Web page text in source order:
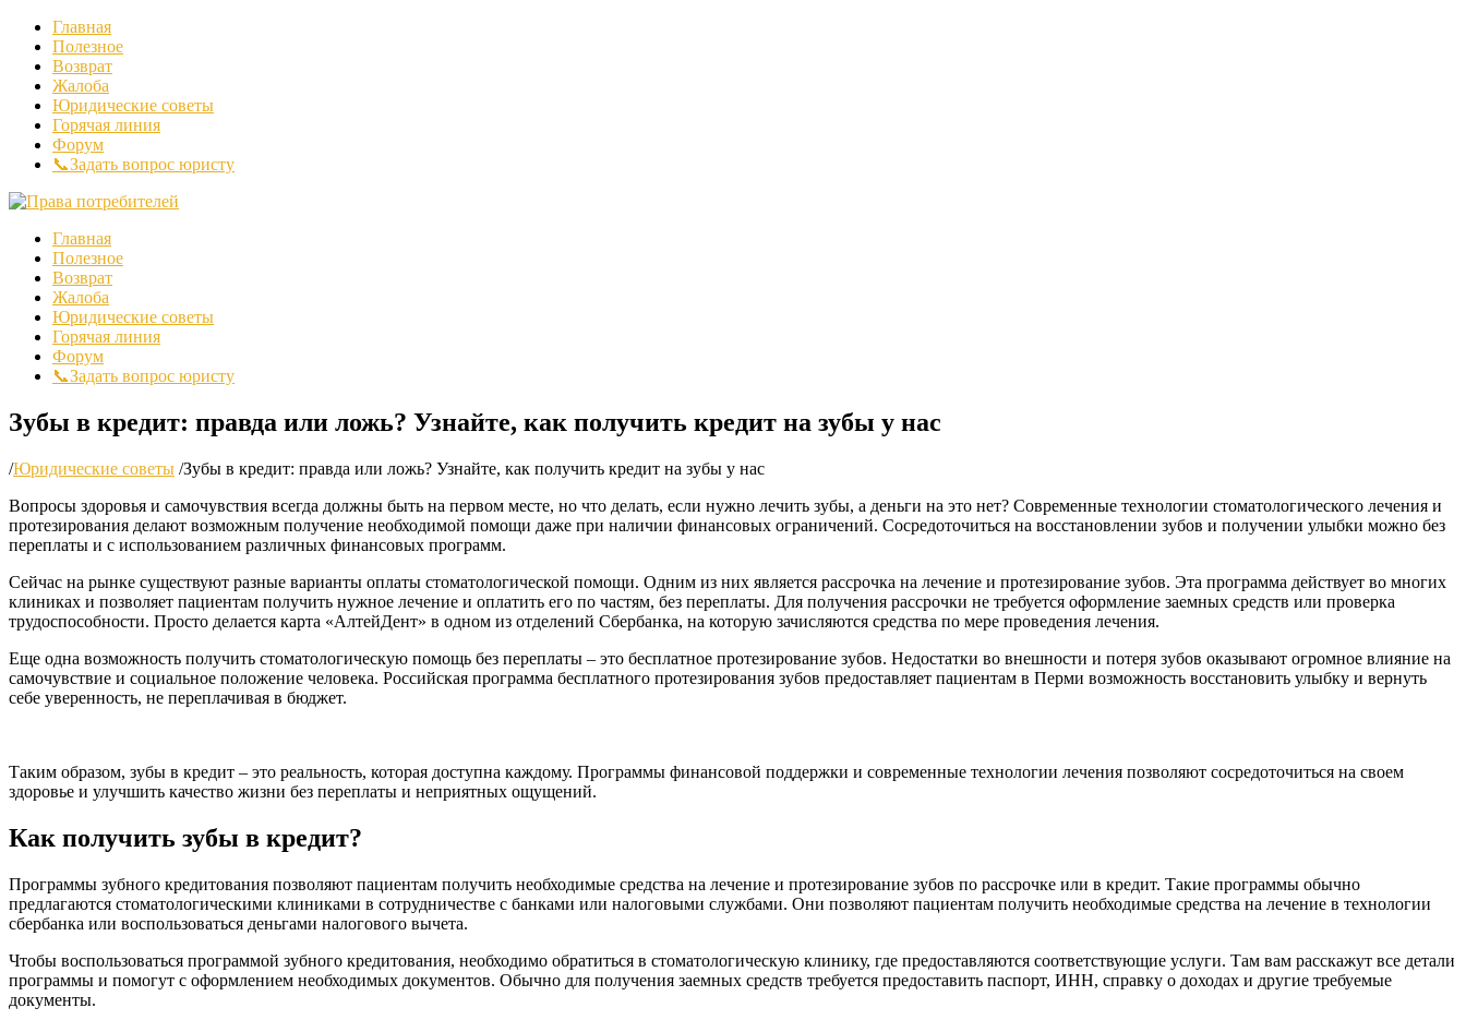
Главная
Полезное
Возврат
Жалоба
Юридические советы
Горячая линия
Форум
📞Задать вопрос юристу
Главная
Полезное
Возврат
Жалоба
Юридические советы
Горячая линия
Форум
📞Задать вопрос юристу
Зубы в кредит: правда или ложь? Узнайте, как получить кредит на зубы у нас
/Юридические советы /Зубы в кредит: правда или ложь? Узнайте, как получить кредит на зубы у нас
Вопросы здоровья и самочувствия всегда должны быть на первом месте, но что делать, если нужно лечить зубы, а деньги на это нет? Современные технологии стоматологического лечения и
протезирования делают возможным получение необходимой помощи даже при наличии финансовых ограничений. Сосредоточиться на восстановлении зубов и получении улыбки можно без
переплаты и с использованием различных финансовых программ.
Сейчас на рынке существуют разные варианты оплаты стоматологической помощи. Одним из них является рассрочка на лечение и протезирование зубов. Эта программа действует во многих
клиниках и позволяет пациентам получить нужное лечение и оплатить его по частям, без переплаты. Для получения рассрочки не требуется оформление заемных средств или проверка
трудоспособности. Просто делается карта «АлтейДент» в одном из отделений Сбербанка, на которую зачисляются средства по мере проведения лечения.
Еще одна возможность получить стоматологическую помощь без переплаты – это бесплатное протезирование зубов. Недостатки во внешности и потеря зубов оказывают огромное влияние на
самочувствие и социальное положение человека. Российская программа бесплатного протезирования зубов предоставляет пациентам в Перми возможность восстановить улыбку и вернуть
себе уверенность, не переплачивая в бюджет.
Таким образом, зубы в кредит – это реальность, которая доступна каждому. Программы финансовой поддержки и современные технологии лечения позволяют сосредоточиться на своем
здоровье и улучшить качество жизни без переплаты и неприятных ощущений.
Как получить зубы в кредит?
Программы зубного кредитования позволяют пациентам получить необходимые средства на лечение и протезирование зубов по рассрочке или в кредит. Такие программы обычно
предлагаются стоматологическими клиниками в сотрудничестве с банками или налоговыми службами. Они позволяют пациентам получить необходимые средства на лечение в технологии
сбербанка или воспользоваться деньгами налогового вычета.
Чтобы воспользоваться программой зубного кредитования, необходимо обратиться в стоматологическую клинику, где предоставляются соответствующие услуги. Там вам расскажут все детали
программы и помогут с оформлением необходимых документов. Обычно для получения заемных средств требуется предоставить паспорт, ИНН, справку о доходах и другие требуемые
документы.